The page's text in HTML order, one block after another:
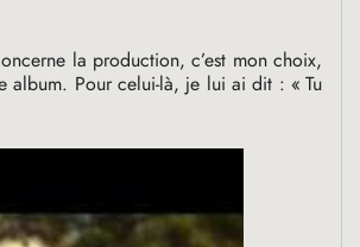
la production, c’est mon choix,
album. Pour celui-là, je lui ai dit : « Tu